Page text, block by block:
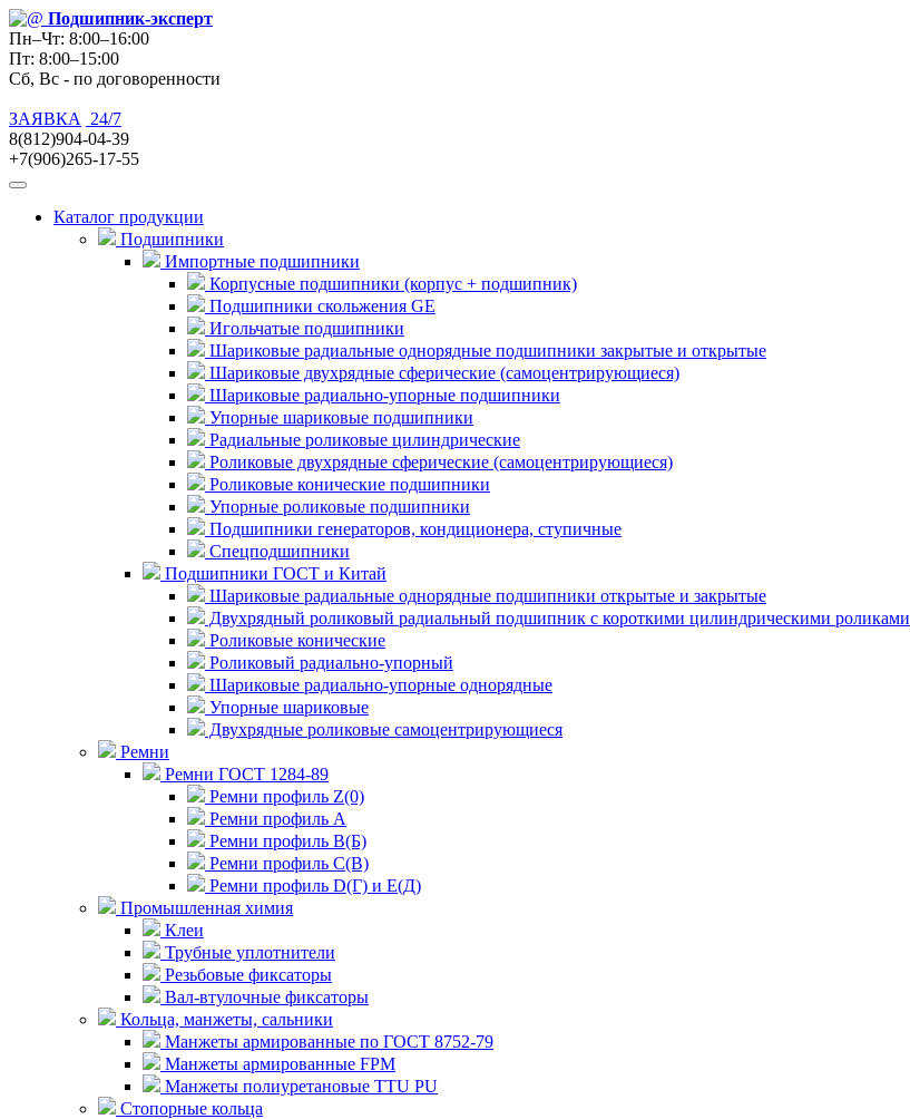
Подшипник-эксперт
Пн–Чт: 8:00–16:00
Пт: 8:00–15:00
Сб, Вс - по договоренности
ЗАЯВКА
24/7
8(812)904-04-39
+7(906)265-17-55
Каталог продукции
Подшипники
Импортные подшипники
Корпусные подшипники (корпус + подшипник)
Подшипники скольжения GE
Игольчатые подшипники
Шариковые радиальные однорядные подшипники закрытые и открытые
Шариковые двухрядные сферические (самоцентрирующиеся)
Шариковые радиально-упорные подшипники
Упорные шариковые подшипники
Радиальные роликовые цилиндрические
Роликовые двухрядные сферические (самоцентрирующиеся)
Роликовые конические подшипники
Упорные роликовые подшипники
Подшипники генераторов, кондиционера, ступичные
Спецподшипники
Подшипники ГОСТ и Китай
Шариковые радиальные однорядные подшипники открытые и закрытые
Двухрядный роликовый радиальный подшипник с короткими цилиндрическими роликами
Роликовые конические
Роликовый радиально-упорный
Шариковые радиально-упорные однорядные
Упорные шариковые
Двухрядные роликовые самоцентрирующиеся
Ремни
Ремни ГОСТ 1284-89
Ремни профиль Z(0)
Ремни профиль А
Ремни профиль В(Б)
Ремни профиль С(В)
Ремни профиль D(Г) и E(Д)
Промышленная химия
Клеи
Трубные уплотнители
Резьбовые фиксаторы
Вал-втулочные фиксаторы
Кольца, манжеты, сальники
Манжеты армированные по ГОСТ 8752-79
Манжеты армированные FPM
Манжеты полиуретановые TTU PU
Стопорные кольца